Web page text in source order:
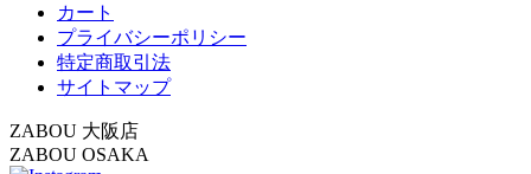
カート
プライバシーポリシー
特定商取引法
サイトマップ
ZABOU 大阪店
ZABOU OSAKA